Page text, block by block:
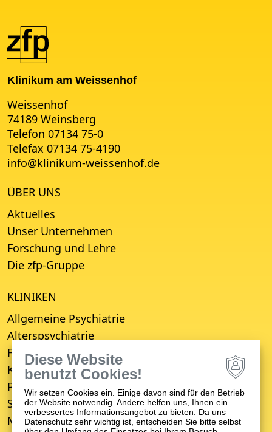
Klinikum am Weissenhof
ÜBER UNS
Aktuelles
Unser Unternehmen
Forschung und Lehre
Die zfp-Gruppe
KLINIKEN
Allgemeine Psychiatrie
Alterspsychiatrie
Forensische Psychiatrie
Kinder- und Jugendpsychiatrie
Psychosomatische Medizin
Suchttherapie
Medizinisches Versorgungszentrum (MVZ)
Weissenhof
74189 Weinsberg
Telefon 07134 75-0
Telefax 07134 75-4190
info@klinikum-weissenhof.de
Diese Website
benutzt Cookies!
Wir setzen Cookies ein. Einige davon sind für den Betrieb
der Website notwendig. Andere helfen uns, Ihnen ein
verbessertes Informationsangebot zu bieten. Da uns
Datenschutz sehr wichtig ist, entscheiden Sie bitte selbst